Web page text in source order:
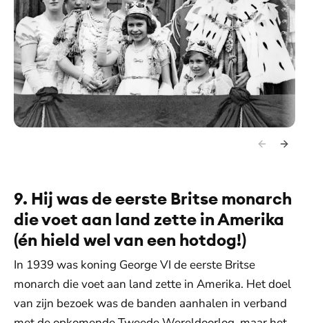
9. Hij was de eerste Britse monarch
die voet aan land zette in Amerika
(én hield wel van een hotdog!)
In 1939 was koning George VI de eerste Britse
monarch die voet aan land zette in Amerika. Het doel
van zijn bezoek was de banden aanhalen in verband